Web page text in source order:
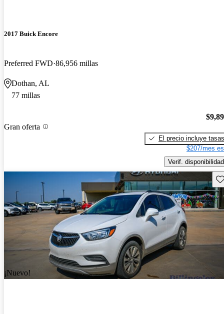
2017 Buick Encore
Preferred FWD 86,956 millas
Dothan, AL
77 millas
Gran oferta
El precio incluye tasas
$207/mes
Verif. disponibilidad
¡Nuevo!